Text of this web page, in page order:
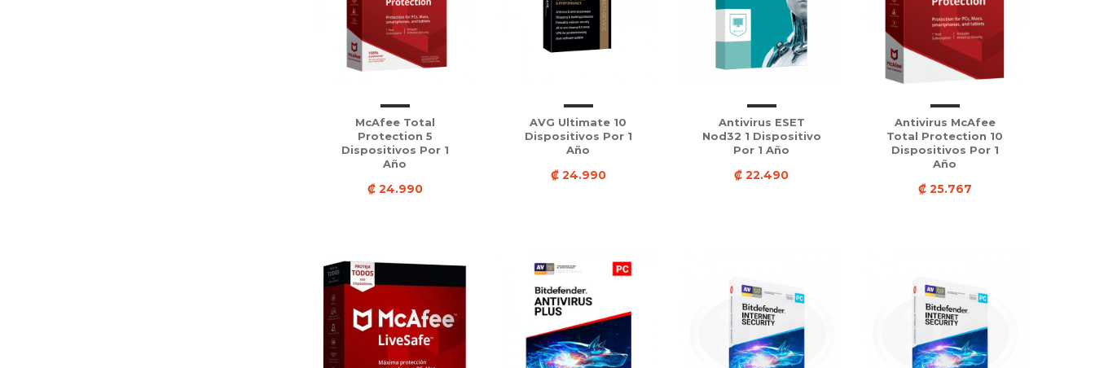
McAfee Total
Protection 5
Dispositivos Por 1
Año
₡ 24.990
AVG Ultimate 10
Dispositivos Por 1
Año
₡ 24.990
Antivirus ESET
Nod32 1 Dispositivo
Por 1 Año
₡ 22.490
Antivirus McAfee
Total Protection 10
Dispositivos Por 1
Año
₡ 25.767